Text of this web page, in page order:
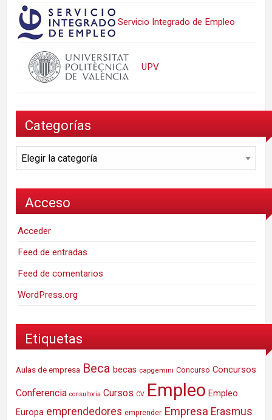
Servicio Integrado de Empleo
UPV
Categorías
Categorías
Acceso
Acceder
Feed de entradas
Feed de comentarios
WordPress.org
Etiquetas
Aulas de empresa Beca becas capgemini Concurso Concursos
Conferencia consultoria Cursos CV Empleo Empleo
Europa emprendedores emprender Empresa Erasmus